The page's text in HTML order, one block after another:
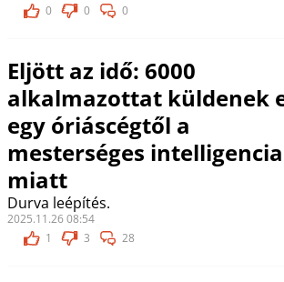
0
0 0
Eljött az idő: 6000
alkalmazottat küldenek
egy óriáscégtől a
mesterséges intelligencia
miatt
Durva leépítés.
2025.11.26 08:54
1
3 28